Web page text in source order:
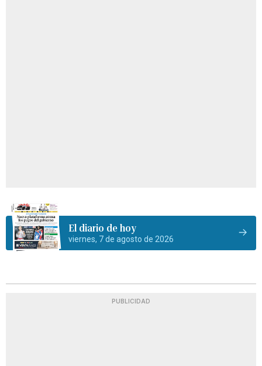
El diario de hoy
viernes, 7 de agosto de 2026
PUBLICIDAD